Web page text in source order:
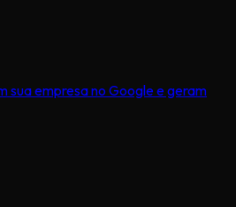
sua empresa no Google e geram